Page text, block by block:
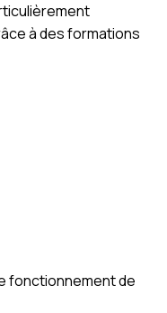
à des formations
fonctionnement de